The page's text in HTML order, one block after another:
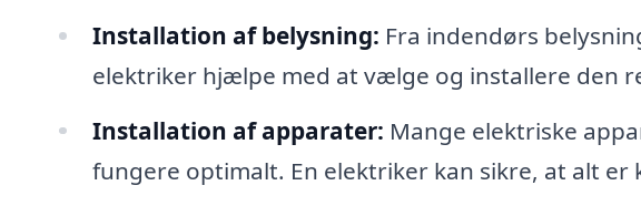
Installation af belysning: Fra indendørs
elektriker hjælpe med at vælge og installere den
Installation af apparater: Mange elektriske
fungere optimalt. En elektriker kan sikre, at alt